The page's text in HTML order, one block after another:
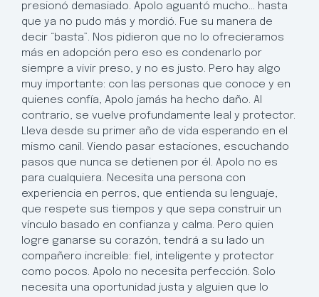
presionó demasiado. Apolo aguantó mucho… hasta
que ya no pudo más y mordió. Fue su manera de
decir “basta”. Nos pidieron que no lo ofrecieramos
más en adopción pero eso es condenarlo por
siempre a vivir preso, y no es justo. Pero hay algo
muy importante: con las personas que conoce y en
quienes confía, Apolo jamás ha hecho daño. Al
contrario, se vuelve profundamente leal y protector.
Lleva desde su primer año de vida esperando en el
mismo canil. Viendo pasar estaciones, escuchando
pasos que nunca se detienen por él. Apolo no es
para cualquiera. Necesita una persona con
experiencia en perros, que entienda su lenguaje,
que respete sus tiempos y que sepa construir un
vínculo basado en confianza y calma. Pero quien
logre ganarse su corazón, tendrá a su lado un
compañero increíble: fiel, inteligente y protector
como pocos. Apolo no necesita perfección. Solo
necesita una oportunidad justa y alguien que lo